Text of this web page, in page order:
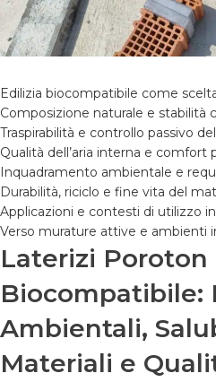
Edilizia biocompatibile come
Composizione naturale e stabilità
Traspirabilità e controllo passivo
Qualità dell’aria interna e comfort
Inquadramento ambientale e
Durabilità, riciclo e fine vita del
Applicazioni e contesti di utilizzo
Verso murature attive e ambienti
Laterizi Poroton
Biocompatibile:
Ambientali,
Materiali e